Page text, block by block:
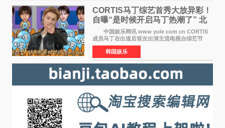
CORTIS马丁综艺首秀大放异彩！
自曝“是时候开启马丁热潮了” 北
美巡演火热进行中
中国娱乐网讯 www yule com cn CORTIS
成员马丁在出道后首次出演主流电视台综艺节
目，展现了多才多艺的魅力。 马丁出演了5日
播出的MBC《Radio Star》Fashion与Passion
之间，I&lsquo;m
韩国娱乐